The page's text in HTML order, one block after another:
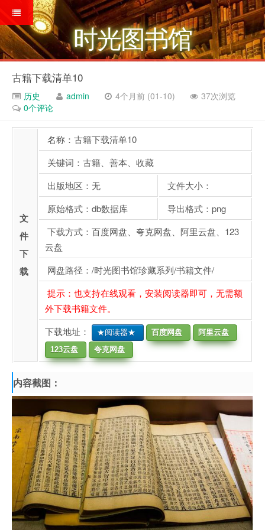
时光图书馆
古籍下载清单10
历史 admin 4个月前 (01-10)
37次浏览
0个评论
文
件
下
载
名称：古籍下载清单10
关键词：古籍、善本、收藏
出版地区：无
文件大小：
原始格式：db数据库
导出格式：png
下载方式：百度网盘、夸克网盘、阿里云盘、123
云盘
网盘路径：/时光图书馆珍藏系列/书籍文件/
提示：也支持在线观看，安装阅读器即可，无需额
外下载书籍文件。
下载地址：
★阅读器★ 百度网盘
阿里云盘
123云盘
夸克网盘
内容截图：